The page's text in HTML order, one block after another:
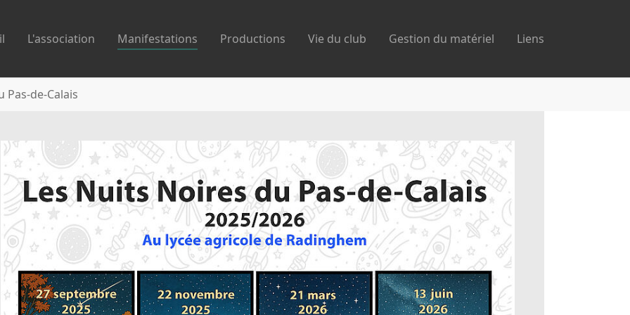
L'association Manifestations Productions Vie du club Gestion du matériel Liens
Pas-de-Calais